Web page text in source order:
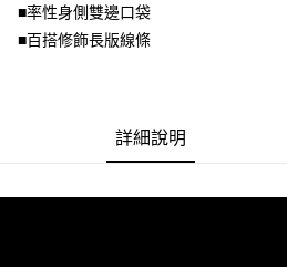
資料（包含姓名、電話或地址）提供予台灣
由本公司與您本人進行分期帳單所需資料之
※ 交易是否成功請以「AFTEE先享後付 」
是否繳費成功／繳費後需取消欲退款等相關
客戶支援中心」https://
易，需依本服務之必要範圍內提供個人資料
權轉讓予恩沛科技股份有限公司。
付款後7-11取貨
每筆NT$70，滿NT$699(含以上)免運費
■率性身側雙邊口袋
■百搭修飾長版線條
詳細說明